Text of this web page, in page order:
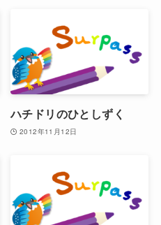
ハチドリのひとしずく
2012年11月12日